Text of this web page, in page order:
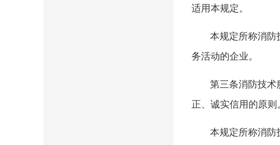
适用本规定。
本规定所称消防
务活动的企业。
第三条消防技术
正、诚实信用的原则
本规定所称消防